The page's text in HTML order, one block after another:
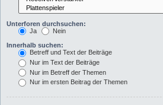
Unterforen durchsuchen:
Ja
Nein
Innerhalb suchen:
Betreff und Text der Beiträge
Nur im Text der Beiträge
Nur im Betreff der Themen
Nur im ersten Beitrag der Themen